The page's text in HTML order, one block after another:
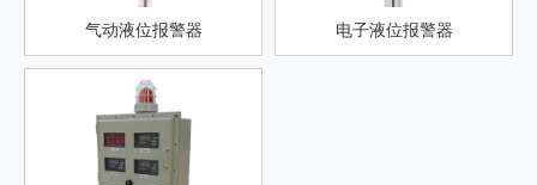
气动液位报警器 电子液位报警器